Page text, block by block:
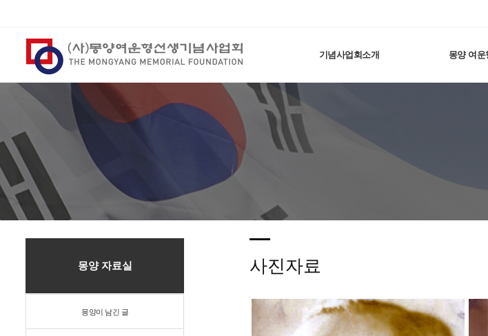
기념사업회소개 몽양 여운
몽양 자료실
몽양이 남긴 글
사진자료